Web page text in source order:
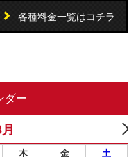
各種料金一覧はコチラ
ダー
木 金 土